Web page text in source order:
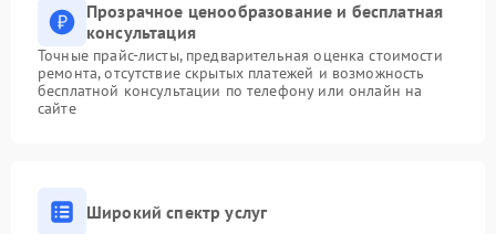
Прозрачное ценообразование и бесплатная
консультация
Точные прайс-листы, предварительная оценка стоимости
ремонта, отсутствие скрытых платежей и возможность
бесплатной консультации по телефону или онлайн на
сайте
Широкий спектр услуг